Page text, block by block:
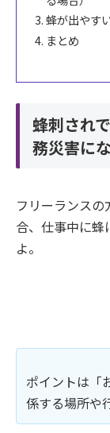
蜂が出やす
まとめ
蜂刺され
務災害に
フリーランス
合、仕事中に
よ。
ポイントは「
係する場所や